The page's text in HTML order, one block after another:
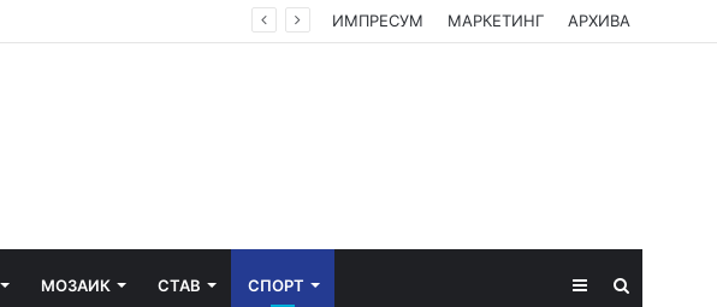
ИМПРЕСУМ МАРКЕТИНГ АРХИВА
МОЗАИК СТАВ СПОРТ Sidebar